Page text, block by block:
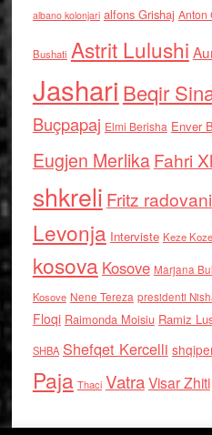
albano kolonjari alfons Grishaj Anton
Bushati Astrit Lulushi
Jashari Beqir
Buçpapaj Elmi Berisha Enver
Eugjen MerlikaFahri
shkreli Fritz radovani
Levonja Interviste Keze
kosova Kosove Marjana
Kosove Nene Tereza presidenti
Floqi Raimonda Moisiu Ramiz
SHBA Shefqet Kercelli
Paja Thaci VatraVisar Zhiti